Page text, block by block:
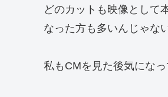
どのカットも映像として
なった方も多いんじゃな
私もCMを見た後気にな